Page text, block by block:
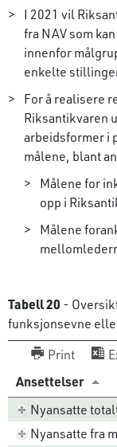
I 2021 vil
fra NAV som
innenfor
enkelte
For å realisere
Riksantikvaren
arbeidsformer i
målene, blant
Målene for
opp i
Målene
Tabell 20 -
funksjonsevne
Print
Ansettelser
Nyansatte
Nyansatte fra